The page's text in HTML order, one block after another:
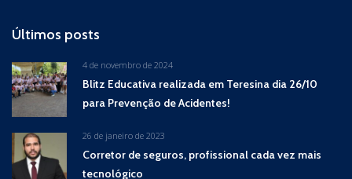
Últimos posts
4 de novembro de 2024
Blitz Educativa realizada em Teresina dia 26/10
para Prevenção de Acidentes!
26 de janeiro de 2023
Corretor de seguros, profissional cada vez mais
tecnológico